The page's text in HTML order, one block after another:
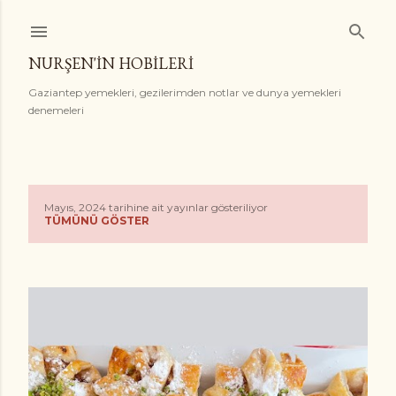
NURŞEN'İN HOBİLERİ
Gaziantep yemekleri, gezilerimden notlar ve dunya yemekleri
denemeleri
K
y
t
Mayıs, 2024 tarihine ait yayınlar gösteriliyor
TÜMÜNÜ GÖSTER